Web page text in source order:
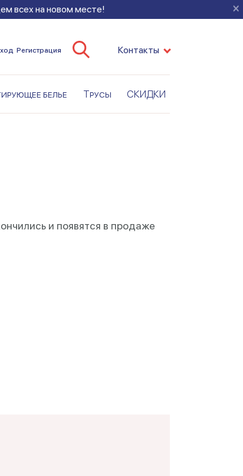
×
всех на новом месте!
Регистрация Контакты
белье Трусы СКИДКИ
и появятся в продаже